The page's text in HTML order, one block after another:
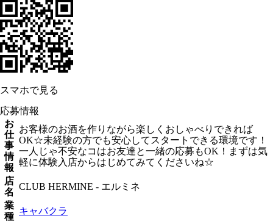
スマホで見る
応募情報
お
仕
事
情
報
お客様のお酒を作りながら楽しくおしゃべりできれば
OK☆未経験の方でも安心してスタートできる環境です！
一人じゃ不安なコはお友達と一緒の応募もOK！まずは気
軽に体験入店からはじめてみてくださいね☆
店
名
CLUB HERMINE - エルミネ
業
種
キャバクラ